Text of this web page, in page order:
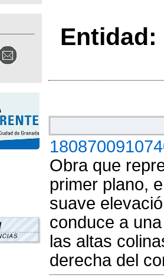
Entidad:
Obra que
primer plano,
suave
conduce a
las altas
derecha del